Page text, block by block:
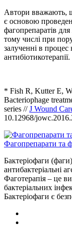
Автори вважають,
є основою
фагопрепаратів для
тому числі при
залученні в процес
антибіотикотерапії.
* Fish R, Kutter E,
Bacteriophage
series //J Wound
10.12968/
Фагопрепарати та
Бактеріофаги
антибактеріальні
Фаготерапія – це
бактеріальних
Бактеріофаги є